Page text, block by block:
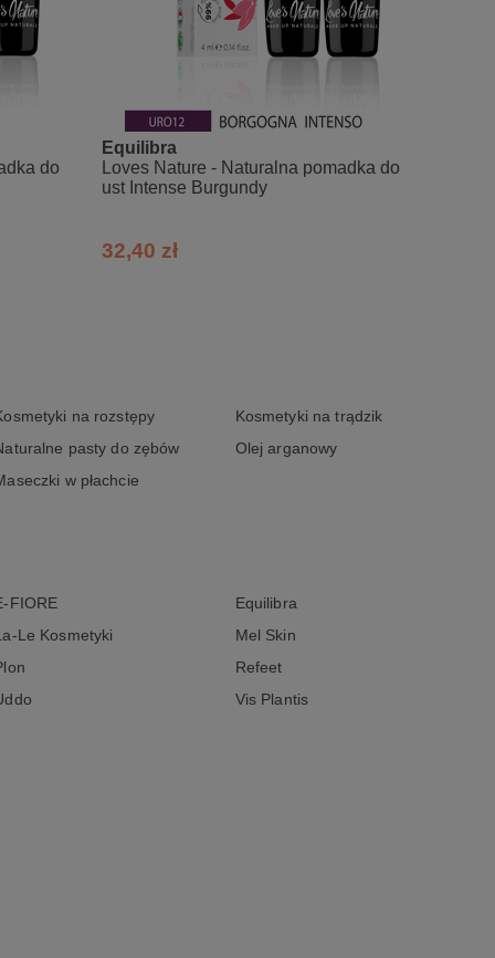
do
Equilibra
Loves Nature - Naturalna pomadka do
ust Intense Burgundy
32,40 zł
na rozstępy
Kosmetyki na trądzik
pasty do zębów
Olej arganowy
w płachcie
FIORE
Equilibra
Le Kosmetyki
Mel Skin
Refeet
Vis Plantis